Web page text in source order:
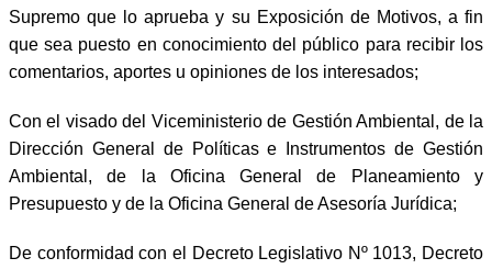
Supremo que lo aprueba y su Exposición de Motivos, a fin
que sea puesto en conocimiento del público para recibir los
comentarios, aportes u opiniones de los interesados;
Con el visado del Viceministerio de Gestión Ambiental, de la
Dirección General de Políticas e Instrumentos de Gestión
Ambiental, de la Oficina General de Planeamiento y
Presupuesto y de la Oficina General de Asesoría Jurídica;
De conformidad con el Decreto Legislativo Nº 1013, Decreto